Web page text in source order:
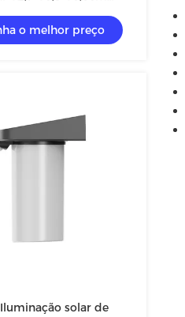
59*55,4*42,5cm
o melhor preço
solar de